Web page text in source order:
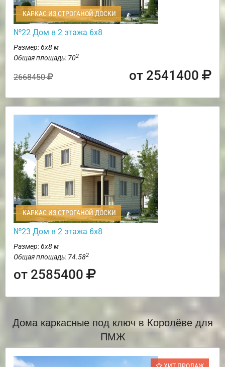
КАРКАС ИЗ СТРОГАНОЙ ДОСКИ
№22 Дом в 2 этажа 6х8
Размер: 6х8 м
Общая площадь: 702
2668450 от 2541400
КАРКАС ИЗ СТРОГАНОЙ ДОСКИ
№23 Дом в 2 этажа 6х8
Размер: 6х8 м
Общая площадь: 74.582
от 2585400
Дома каркасные под ключ в Королёве для
ПМЖ